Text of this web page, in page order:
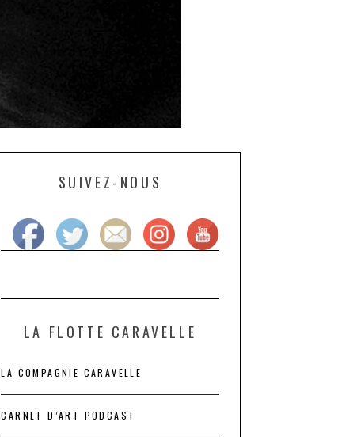
SUIVEZ-NOUS
LA FLOTTE CARAVELLE
LA COMPAGNIE CARAVELLE
CARNET D’ART PODCAST